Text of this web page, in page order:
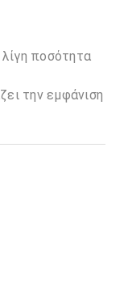
ποσότητα
την εμφάνιση